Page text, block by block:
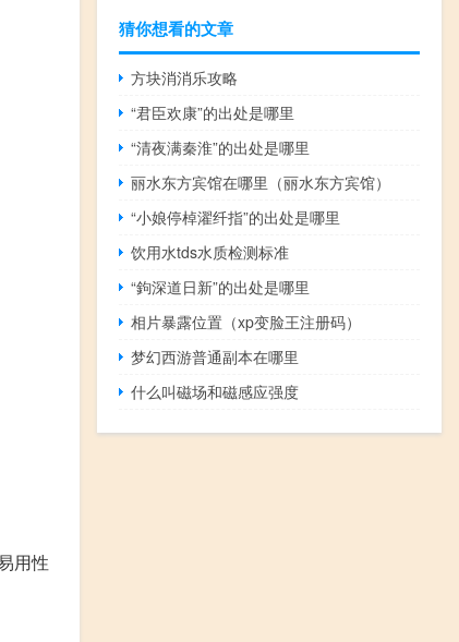
用性
猜你想看的文章
方块消消乐攻略
“君臣欢康”的出处是哪里
“清夜满秦淮”的出处是哪里
丽水东方宾馆在哪里（丽水东方宾馆）
“小娘停棹濯纤指”的出处是哪里
饮用水tds水质检测标准
“鉤深道日新”的出处是哪里
相片暴露位置（xp变脸王注册码）
梦幻西游普通副本在哪里
什么叫磁场和磁感应强度